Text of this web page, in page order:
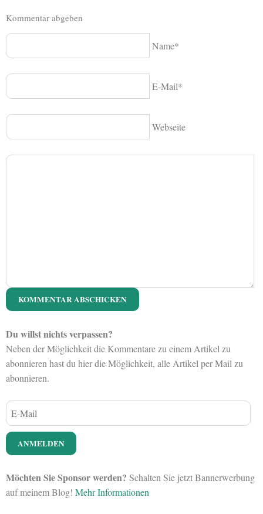
Kommentar abgeben
Name*
E-Mail*
Webseite
Du willst nichts verpassen?
Neben der Möglichkeit die Kommentare zu einem Artikel zu
abonnieren hast du hier die Möglichkeit, alle Artikel per Mail zu
abonnieren.
Möchten Sie Sponsor werden? Schalten Sie jetzt Bannerwerbung
auf meinem Blog! Mehr Informationen